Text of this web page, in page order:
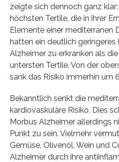
zeigte sich dennoch ganz
höchsten Tertile, die in ihrer
Elemente einer mediterranen
hatten ein deutlich geringeres
Alzheimer zu erkranken als
untersten Tertile. Von der
sank das Risiko immerhin um
Bekanntlich senkt die
kardiovaskuläre Risiko. Dies
Morbus Alzheimer allerdings
Punkt zu sein. Vielmehr
Gemüse, Olivenöl, Wein und
Alzheimer durch ihre